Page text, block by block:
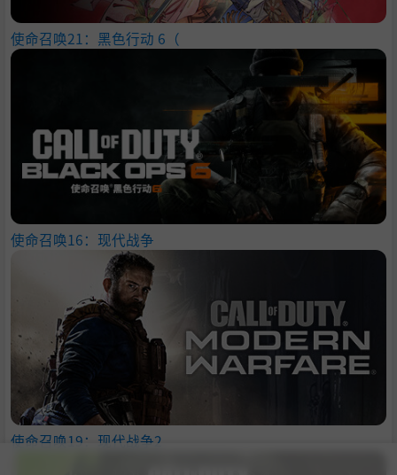
使命召唤21：黑色行动 6（
使命召唤16：现代战争
使命召唤19：现代战争2